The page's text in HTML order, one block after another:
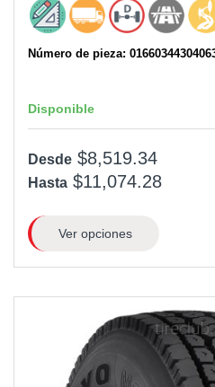
Número de pieza:
Disponible
Desde $8,519.34
Hasta $11,074.28
Ver opciones